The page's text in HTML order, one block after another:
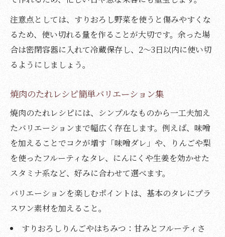
注意点としては、すりおろし野菜を使うと傷みやすくな
るため、使い切れる量を作ることが大切です。余った場
合は密閉容器に入れて冷蔵保存し、2～3日以内に使い切
るようにしましょう。
焼肉のたれレシピ簡単バリエーション集
焼肉のたれレシピには、シンプルなものから一工夫加え
たバリエーションまで幅広く存在します。例えば、味噌
を加えることでコクが増す「味噌ダレ」や、りんごや梨
を使ったフルーティなタレ、にんにくや生姜を効かせた
スタミナ系など、好みに合わせて選べます。
バリエーションを楽しむポイントは、基本のタレにプラ
スワン素材を加えること。
すりおろしりんごやはちみつ：甘みとフルーティさ